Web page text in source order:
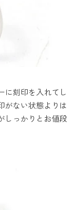
に刻印を入れてし
がない状態よりは
しっかりとお値段